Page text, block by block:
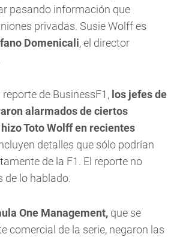
pasando información que
privadas. Susie Wolff es
Domenicali, el director
de BusinessF1, los jefes de
alarmados de ciertos
Toto Wolff en recientes
detalles que sólo podrían
de la F1. El reporte no
de lo hablado.
One Management, que se
comercial de la serie, negaron las